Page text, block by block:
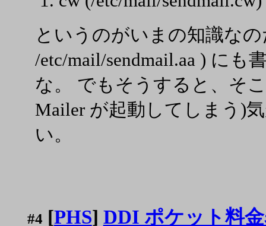
というのがいまの知識な
/etc/mail/sendmail.aa ) に
な。 でもそうすると、そ
Mailer が起動してしまう)
い。
#4 [PHS] DDI ポケット料